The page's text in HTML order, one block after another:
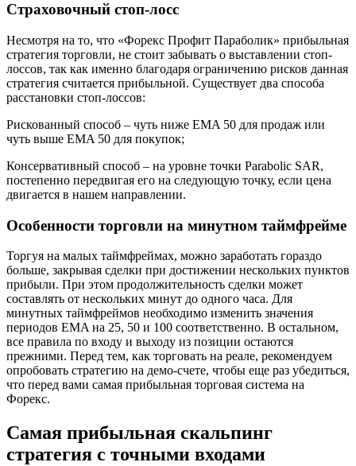
Страховочный стоп-лосс
Несмотря на то, что «Форекс Профит Параболик» прибыльная
стратегия торговли, не стоит забывать о выставлении стоп-
лоссов, так как именно благодаря ограничению рисков данная
стратегия считается прибыльной. Существует два способа
расстановки стоп-лоссов:
Рискованный способ – чуть ниже EMA 50 для продаж или
чуть выше EMA 50 для покупок;
Консервативный способ – на уровне точки Parabolic SAR,
постепенно передвигая его на следующую точку, если цена
двигается в нашем направлении.
Особенности торговли на минутном таймфрейме
Торгуя на малых таймфреймах, можно заработать гораздо
больше, закрывая сделки при достижении нескольких пунктов
прибыли. При этом продолжительность сделки может
составлять от нескольких минут до одного часа. Для
минутных таймфреймов необходимо изменить значения
периодов EMA на 25, 50 и 100 соответственно. В остальном,
все правила по входу и выходу из позиции остаются
прежними. Перед тем, как торговать на реале, рекомендуем
опробовать стратегию на демо-счете, чтобы еще раз убедиться,
что перед вами самая прибыльная торговая система на
Форекс.
Самая прибыльная скальпинг
стратегия с точными входами